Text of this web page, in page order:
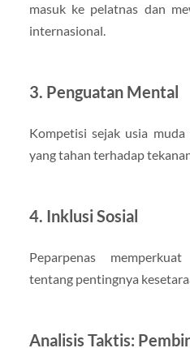
masuk ke pelatnas dan
internasional.
3. Penguatan Mental
Kompetisi sejak usia
yang tahan terhadap
4. Inklusi Sosial
Peparpenas
tentang pentingnya
Analisis Taktis: